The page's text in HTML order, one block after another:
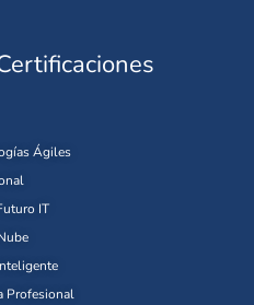
Ágiles
IT
Profesional